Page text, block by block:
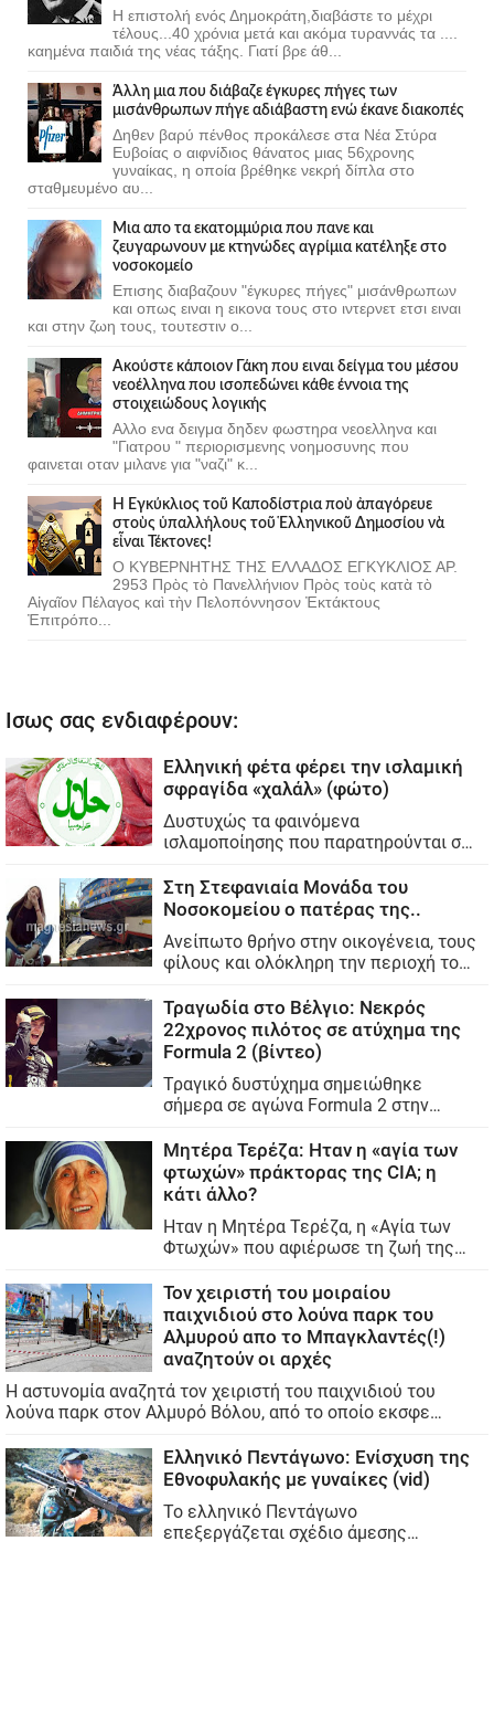
Η επιστολή ενός Δημοκράτη,διαβάστε το μέχρι
τέλους...40 χρόνια μετά και ακόμα τυραννάς τα ....
καημένα παιδιά της νέας τάξης. Γιατί βρε άθ...
Άλλη μια που διάβαζε έγκυρες πήγες των
μισάνθρωπων πήγε αδιάβαστη ενώ έκανε διακοπές
Δηθεν βαρύ πένθος προκάλεσε στα Νέα Στύρα
Ευβοίας ο αιφνίδιος θάνατος μιας 56χρονης
γυναίκας, η οποία βρέθηκε νεκρή δίπλα στο
σταθμευμένο αυ...
Μια απο τα εκατομμύρια που πανε και
ζευγαρωνουν με κτηνώδες αγρίμια κατέληξε στο
νοσοκομείο
Επισης διαβαζουν "έγκυρες πήγες" μισάνθρωπων
και οπως ειναι η εικονα τους στο ιντερνετ ετσι ειναι
και στην ζωη τους, τουτεστιν ο...
Ακούστε κάποιον Γάκη που ειναι δείγμα του μέσου
νεοέλληνα που ισοπεδώνει κάθε έννοια της
στοιχειώδους λογικής
Αλλο ενα δειγμα δηδεν φωστηρα νεοελληνα και
"Γιατρου " περιορισμενης νοημοσυνης που
φαινεται οταν μιλανε για "ναζι" κ...
Ἡ Ἐγκύκλιος τοῦ Καποδίστρια ποὺ ἀπαγόρευε
στοὺς ὑπαλλήλους τοῦ Ἑλληνικοῦ Δημοσίου νὰ
εἶναι Τέκτονες!
Ο ΚΥΒΕΡΝΗΤΗΣ ΤΗΣ ΕΛΛΑΔΟΣ ΕΓΚΥΚΛΙΟΣ ΑΡ.
2953 Πρὸς τὸ Πανελλήνιον Πρὸς τοὺς κατὰ τὸ
Αἰγαῖον Πέλαγος καὶ τὴν Πελοπόννησον Ἐκτάκτους
Ἐπιτρόπο...